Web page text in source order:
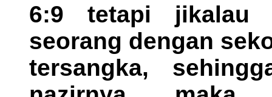
6:9 tetapi jikalau
seorang dengan
tersangka,